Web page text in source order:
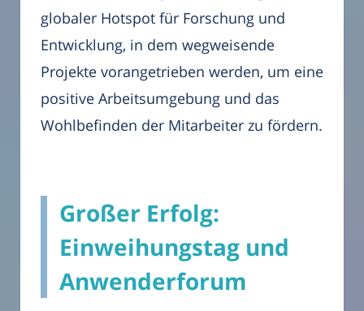
globaler Hotspot für Forschung und
Entwicklung, in dem wegweisende
Projekte vorangetrieben werden, um eine
positive Arbeitsumgebung und das
Wohlbefinden der Mitarbeiter zu fördern.
Großer Erfolg:
Einweihungstag und
Anwenderforum